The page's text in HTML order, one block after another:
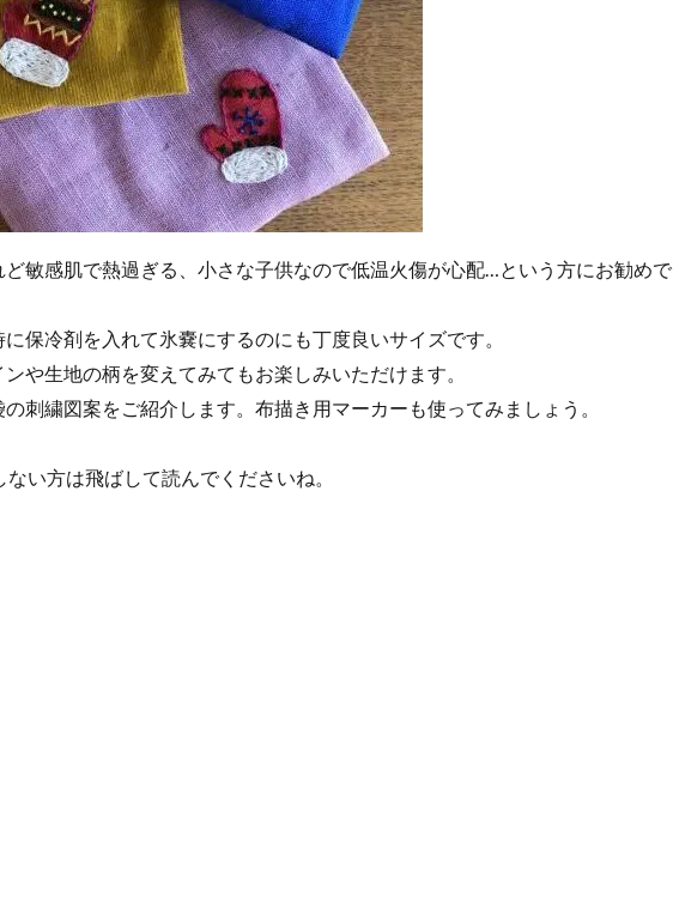
敏感肌で熱過ぎる、小さな子供なので低温火傷が心配…という方にお勧めで
保冷剤を入れて氷嚢にするのにも丁度良いサイズです。
や生地の柄を変えてみてもお楽しみいただけます。
刺繍図案をご紹介します。布描き用マーカーも使ってみましょう。
い方は飛ばして読んでくださいね。